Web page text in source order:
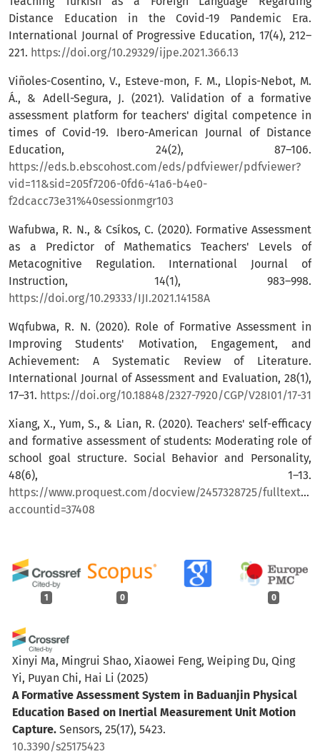
1 0 0
Xinyi Ma, Mingrui Shao, Xiaowei Feng, Weiping Du, Qing
Yi, Puyan Chi, Hai Li (2025)
A Formative Assessment System in Baduanjin Physical
Education Based on Inertial Measurement Unit Motion
Capture. Sensors, 25(17), 5423.
10.3390/s25175423
Distance Education in the Covid-19 Pandemic Era.
International Journal of Progressive Education, 17(4), 212–
221. https://doi.org/10.29329/ijpe.2021.366.13
Viñoles-Cosentino, V., Esteve-mon, F. M., Llopis-Nebot, M.
Á., & Adell-Segura, J. (2021). Validation of a formative
assessment platform for teachers' digital competence in
times of Covid-19. Ibero-American Journal of Distance
Education, 24(2), 87–106.
https://eds.b.ebscohost.com/eds/pdfviewer/pdfviewer?
vid=11&sid=205f7206-0fd6-41a6-b4e0-
f2dcacc73e31%40sessionmgr103
Wafubwa, R. N., & Csíkos, C. (2020). Formative Assessment
as a Predictor of Mathematics Teachers' Levels of
Metacognitive Regulation. International Journal of
Instruction, 14(1), 983–998.
https://doi.org/10.29333/IJI.2021.14158A
Wqfubwa, R. N. (2020). Role of Formative Assessment in
Improving Students' Motivation, Engagement, and
Achievement: A Systematic Review of Literature.
International Journal of Assessment and Evaluation, 28(1),
17–31. https://doi.org/10.18848/2327-7920/CGP/V28I01/17-31
Xiang, X., Yum, S., & Lian, R. (2020). Teachers' self-efficacy
and formative assessment of students: Moderating role of
school goal structure. Social Behavior and Personality,
48(6), 1–13.
https://www.proquest.com/docview/2457328725/fulltextPDF/
accountid=37408